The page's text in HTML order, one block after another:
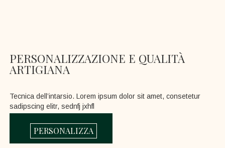
PERSONALIZZAZIONE E QUALITÀ
ARTIGIANA
Tecnica dell’intarsio. Lorem ipsum dolor sit amet, consetetur
sadipscing elitr, sednfj jxhfl
PERSONALIZZA